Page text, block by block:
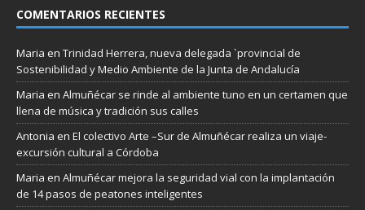
COMENTARIOS RECIENTES
Maria en Trinidad Herrera, nueva delegada `provincial de
Sostenibilidad y Medio Ambiente de la Junta de Andalucía
Maria en Almuñécar se rinde al ambiente tuno en un certamen que
llena de música y tradición sus calles
Antonia en El colectivo Arte –Sur de Almuñécar realiza un viaje-
excursión cultural a Córdoba
Maria en Almuñécar mejora la seguridad vial con la implantación
de 14 pasos de peatones inteligentes